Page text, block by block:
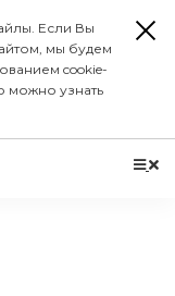
Если Вы
мы будем
cookie-
узнать